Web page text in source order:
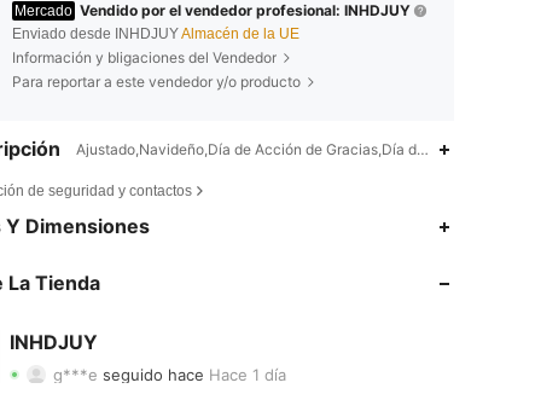
Mercado Vendido por el vendedor profesional: INHDJUY
Enviado desde INHDJUYAlmacén de la UE
Información y bligaciones del Vendedor
Para reportar a este vendedor y/o producto
Ajustado,Navideño,Día de Acción de Gracias,Día de San
de seguridad y contactos
Y Dimensiones
La Tienda
INHDJUY
4,51
4,51
4,51
g***e seguido hace Hace 1 día
4,51 Calificación 1.3KArtículos 29